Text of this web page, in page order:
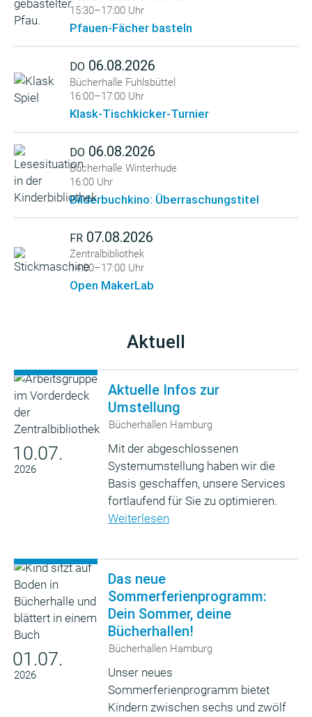
15:30–17:00 Uhr
Pfauen-Fächer basteln
DO 06.08.2026
Bücherhalle Fuhlsbüttel
16:00–17:00 Uhr
Klask-Tischkicker-Turnier
DO 06.08.2026
Bücherhalle Winterhude
16:00 Uhr
Bilderbuchkino: Überraschungstitel
FR 07.08.2026
Zentralbibliothek
14:00–17:00 Uhr
Open MakerLab
Aktuell
10.07.
2026
Aktuelle Infos zur
Umstellung
Bücherhallen Hamburg
Mit der abgeschlossenen
Systemumstellung haben wir die
Basis geschaffen, unsere Services
fortlaufend für Sie zu optimieren.
Weiterlesen
01.07.
2026
Das neue
Sommerferienprogramm:
Dein Sommer, deine
Bücherhallen!
Bücherhallen Hamburg
Unser neues
Sommerferienprogramm bietet
Kindern zwischen sechs und zwölf